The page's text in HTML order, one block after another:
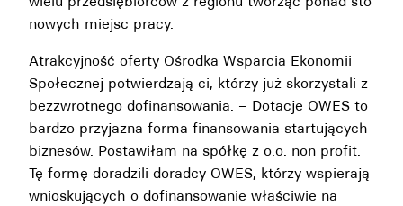
nowych miejsc pracy.
Atrakcyjność oferty Ośrodka Wsparcia Ekonomii
Społecznej potwierdzają ci, którzy już skorzystali z
bezzwrotnego dofinansowania. – Dotacje OWES to
bardzo przyjazna forma finansowania startujących
biznesów. Postawiłam na spółkę z o.o. non profit.
Tę formę doradzili doradcy OWES, którzy wspierają
wnioskujących o dofinansowanie właściwie na